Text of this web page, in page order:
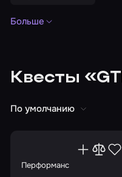
Тематика
Для взрослых
Для большой компании
Праздники и события
День святого
Больше
Квесты
По умолчанию
Перформанс